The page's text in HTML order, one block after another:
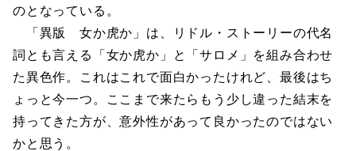
のとなっている。
「異版 女か虎か」は、リドル・ストーリーの代名
詞とも言える「女か虎か」と「サロメ」を組み合わせ
た異色作。これはこれで面白かったけれど、最後はち
ょっと今一つ。ここまで来たらもう少し違った結末を
持ってきた方が、意外性があって良かったのではない
かと思う。